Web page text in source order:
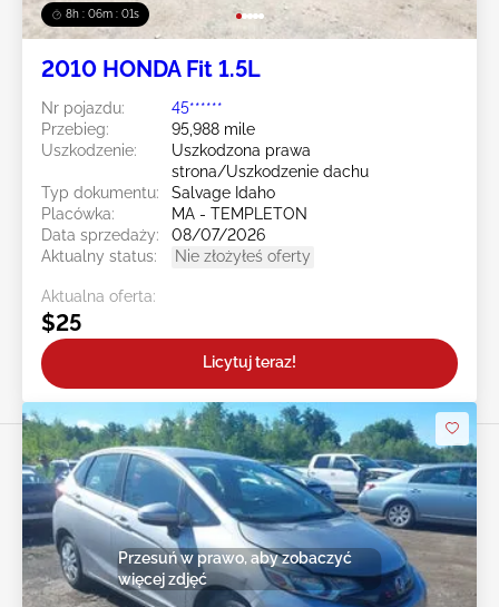
8h : 05m : 59s
2010 HONDA Fit 1.5L
Nr pojazdu:
45******
Przebieg:
95,988 mile
Uszkodzenie:
Uszkodzona prawa
strona/Uszkodzenie dachu
Typ dokumentu:
Salvage Idaho
Placówka:
MA - TEMPLETON
Data sprzedaży:
08/07/2026
Aktualny status:
Nie złożyłeś oferty
Aktualna oferta:
$25
Licytuj teraz!
Przesuń w prawo, aby zobaczyć
więcej zdjęć